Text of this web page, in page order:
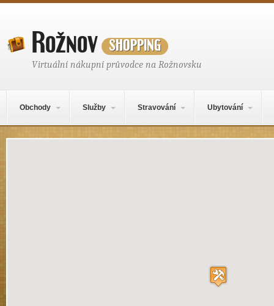
Rožnovshopping
Virtuální nákupní průvodce na Rožnovsku
Obchody Služby Stravování Ubytování
Mapa obsahu